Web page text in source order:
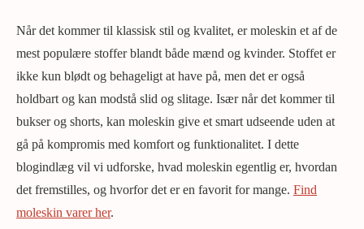
Når det kommer til klassisk stil og kvalitet, er moleskin et af de
mest populære stoffer blandt både mænd og kvinder. Stoffet er
ikke kun blødt og behageligt at have på, men det er også
holdbart og kan modstå slid og slitage. Især når det kommer til
bukser og shorts, kan moleskin give et smart udseende uden at
gå på kompromis med komfort og funktionalitet. I dette
blogindlæg vil vi udforske, hvad moleskin egentlig er, hvordan
det fremstilles, og hvorfor det er en favorit for mange. Find
moleskin varer her.